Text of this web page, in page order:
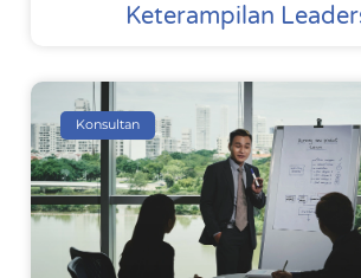
Keterampilan
Konsultan